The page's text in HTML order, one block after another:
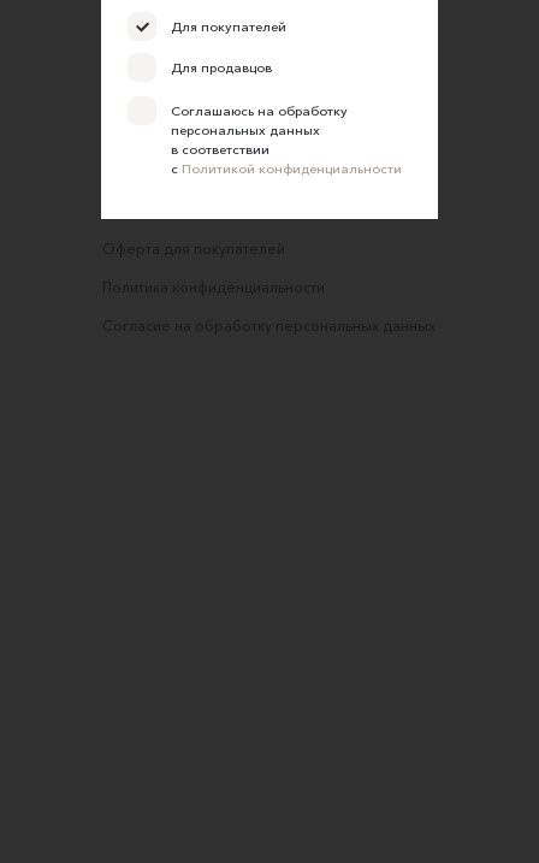
Соглашение об оказании услуг
Правила сайта
Оферта для покупателей
Политика конфиденциальности
Согласие на обработку персональных данных
Для покупателей
Для продавцов
Соглашаюсь на обработку
персональных данных
в соответствии
с Политикой конфиденциальности